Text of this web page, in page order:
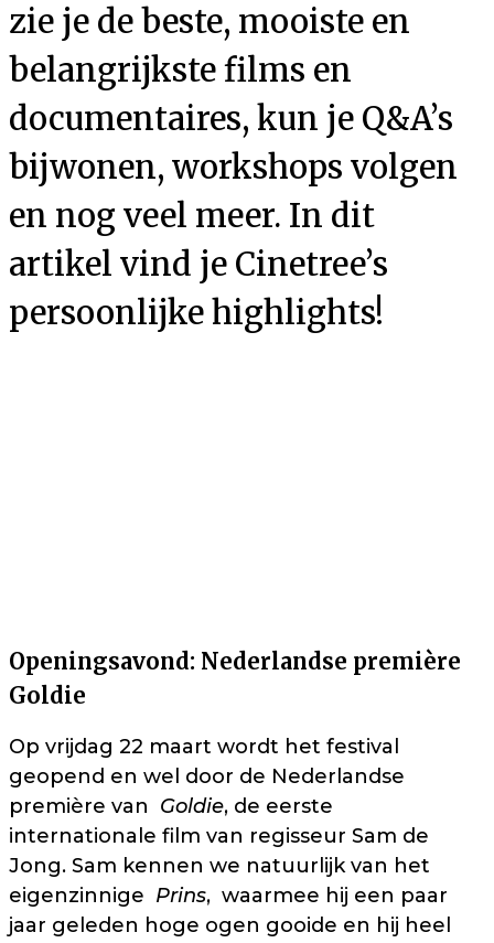
zie je de beste, mooiste en
belangrijkste films en
documentaires, kun je Q&A’s
bijwonen, workshops volgen
en nog veel meer. In dit
artikel vind je Cinetree’s
persoonlijke highlights!
Openingsavond: Nederlandse première
Goldie
Op vrijdag 22 maart wordt het festival
geopend en wel door de Nederlandse
première van Goldie, de eerste
internationale film van regisseur Sam de
Jong. Sam kennen we natuurlijk van het
eigenzinnige Prins, waarmee hij een paar
jaar geleden hoge ogen gooide en hij heel